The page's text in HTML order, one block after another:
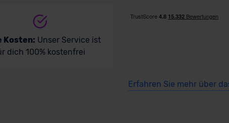
Kosten: Unser Service ist
dich 100% kostenfrei
Erfahren Sie mehr über